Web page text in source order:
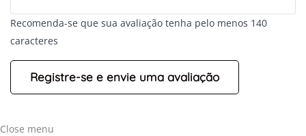
Recomenda-se que sua avaliação tenha pelo menos 140
caracteres
Close menu